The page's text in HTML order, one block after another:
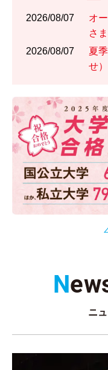
2026/08/07
オ
さ
2026/08/07
夏
せ）
N
ニ